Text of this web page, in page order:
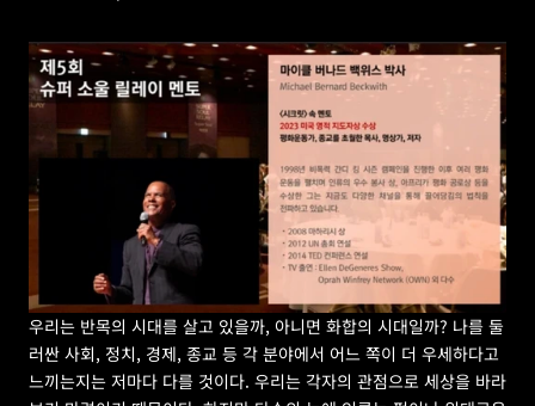
우리는 반목의 시대를 살고 있을까, 아니면 화합의 시대일까? 나를 둘
러싼 사회, 정치, 경제, 종교 등 각 분야에서 어느 쪽이 더 우세하다고
느끼는지는 저마다 다를 것이다. 우리는 각자의 관점으로 세상을 바라